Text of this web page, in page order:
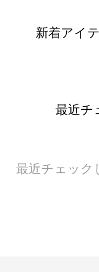
新着アイ
最近チ
最近チェック